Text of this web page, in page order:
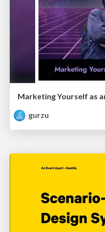
Marketing Yourself as
gurzu